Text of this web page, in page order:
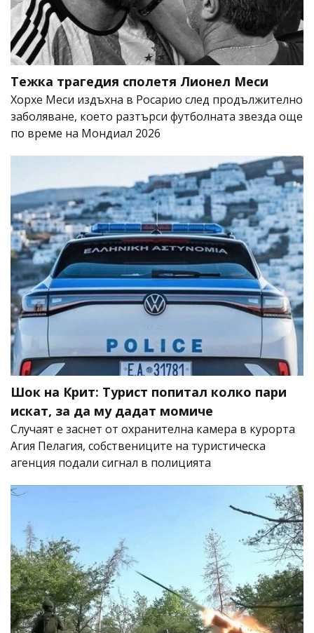
Тежка трагедия сполетя Лионел Меси
Хорхе Меси издъхна в Росарио след продължително
заболяване, което разтърси футболната звезда още
по време на Мондиал 2026
Шок на Крит: Турист попитал колко пари
искат, за да му дадат момиче
Случаят е заснет от охранителна камера в курорта
Агия Пелагия, собствениците на туристическа
агенция подали сигнал в полицията